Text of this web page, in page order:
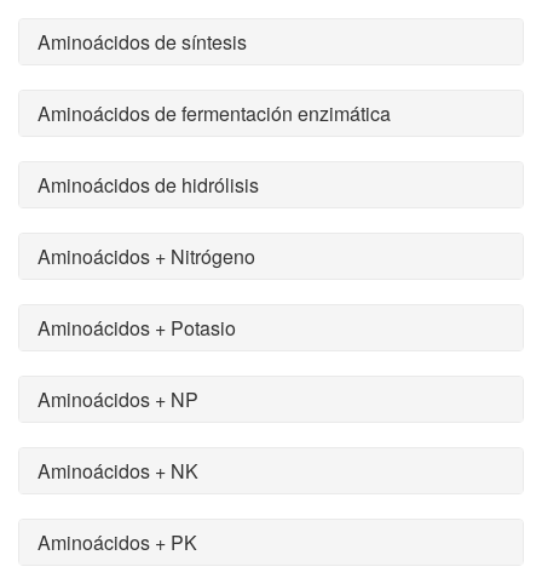
Aminoácidos de síntesis
Aminoácidos de fermentación enzimática
Aminoácidos de hidrólisis
Aminoácidos + Nitrógeno
Aminoácidos + Potasio
Aminoácidos + NP
Aminoácidos + NK
Aminoácidos + PK